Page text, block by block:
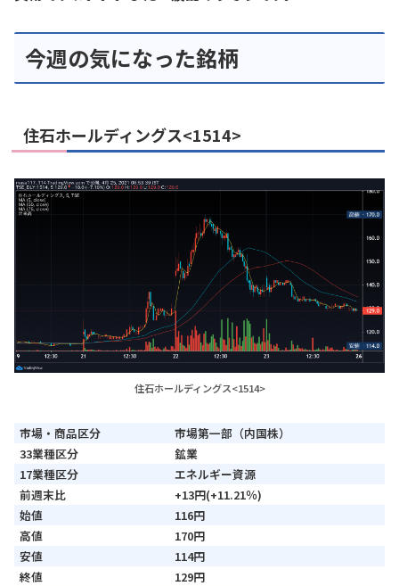
今週の気になった銘柄
住石ホールディングス<1514>
住石ホールディングス<1514>
市場・商品区分
市場第一部（内国株）
33業種区分
鉱業
17業種区分
エネルギー資源
前週末比
+13円(+11.21％)
始値
116円
高値
170円
安値
114円
終値
129円